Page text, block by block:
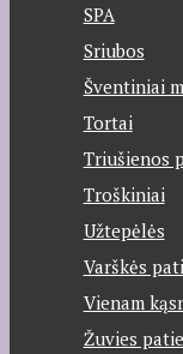
SPA
Sriubos
Šventiniai
Tortai
Triušienos
Troškiniai
Užtepėlės
Varškės
Vienam
Žuvies